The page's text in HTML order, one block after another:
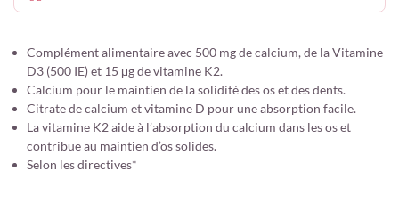
Complément alimentaire avec 500 mg de calcium, de la Vitamine
D3 (500 IE) et 15 μg de vitamine K2.
Calcium pour le maintien de la solidité des os et des dents.
Citrate de calcium et vitamine D pour une absorption facile.
La vitamine K2 aide à l’absorption du calcium dans les os et
contribue au maintien d’os solides.
Selon les directives*